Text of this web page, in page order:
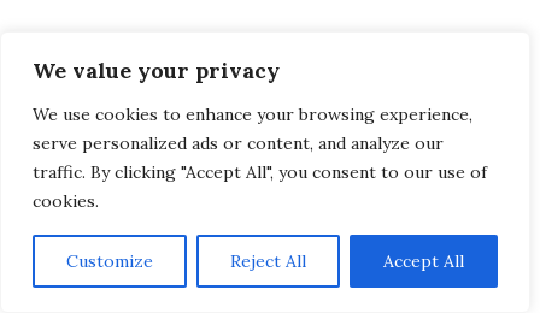
We value your privacy
We use cookies to enhance your browsing experience,
serve personalized ads or content, and analyze our
traffic. By clicking "Accept All", you consent to our use of
cookies.
Customize Reject All Accept All
que se realiza para reducir el peso del seno
así como para levantar el seno en la pared
del pecho. Se asocia con la cicatrización de
los senos. Puede eliminar dramáticamente
los síntomas asociados con los senos
pesados, incluyendo dolor de cuello, dolor